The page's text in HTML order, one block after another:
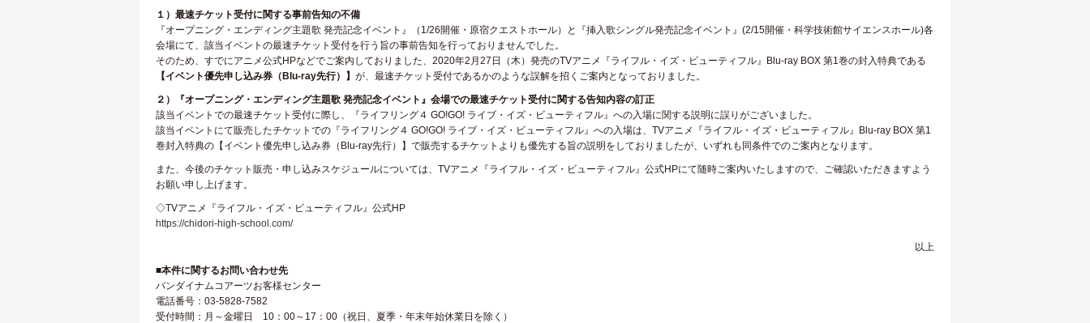
１）最速チケット受付に関する事前告知の不備
『オープニング・エンディング主題歌 発売記念イベント』（1/26開催・原宿クエストホール）と『挿入歌シングル発売記念イベント』(2/15開催・科学技術館サイエンスホール)各
会場にて、該当イベントの最速チケット受付を行う旨の事前告知を行っておりませんでした。
そのため、すでにアニメ公式HPなどでご案内しておりました、2020年2月27日（木）発売のTVアニメ『ライフル・イズ・ビューティフル』Blu-ray BOX 第1巻の封入特典である
【イベント優先申し込み券（Blu-ray先行）】 が、最速チケット受付であるかのような誤解を招くご案内となっておりました。
２）『オープニング・エンディング主題歌 発売記念イベント』会場での最速チケット受付に関する告知内容の訂正
該当イベントでの最速チケット受付に際し、『ライフリング４ GO!GO! ライブ・イズ・ビューティフル』への入場に関する説明に誤りがございました。
該当イベントにて販売したチケットでの『ライフリング４ GO!GO! ライブ・イズ・ビューティフル』への入場は、TVアニメ『ライフル・イズ・ビューティフル』Blu-ray BOX 第1
巻封入特典の【イベント優先申し込み券（Blu-ray先行）】で販売するチケットよりも優先する旨の説明をしておりましたが、いずれも同条件でのご案内となります。
また、今後のチケット販売・申し込みスケジュールについては、TVアニメ『ライフル・イズ・ビューティフル』公式HPにて随時ご案内いたしますので、ご確認いただきますよう
お願い申し上げます。
◇TVアニメ『ライフル・イズ・ビューティフル』公式HP
https://chidori-high-school.com/
以上
■本件に関するお問い合わせ先
バンダイナムコアーツお客様センター
電話番号：03-5828-7582
受付時間：月～金曜日 10：00～17：00（祝日、夏季・年末年始休業日を除く）